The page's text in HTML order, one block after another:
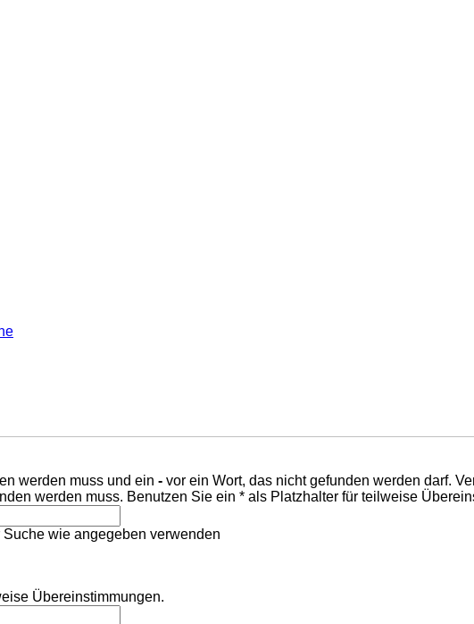
werden muss und ein - vor ein Wort, das nicht gefunden werden darf.
werden muss. Benutzen Sie ein * als Platzhalter für teilweise
wie angegeben verwenden
Übereinstimmungen.